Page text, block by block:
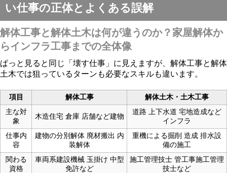
い仕事の正体とよくある誤解
解体工事と解体土木は何が違うのか？家屋解体か
らインフラ工事までの全体像
ぱっと見ると同じ「壊す仕事」に見えますが、解体工事と解体
土木では狙っているターンも必要なスキルも違います。
項目 解体工事
解体土木・土木工事
主な対
象
木造住宅 倉庫 店舗など建物
道路 上下水道 宅地造成など
インフラ
仕事内
容
建物の分別解体 廃材搬出 内
装解体
重機による掘削 造成 排水設
備の施工
関わる
資格
車両系建設機械 玉掛け 中型
免許など
施工管理技士 管工事施工管理
技士など